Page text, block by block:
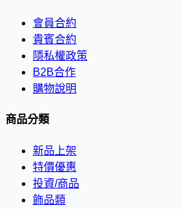
會員合約
貴賓合約
隱私權政策
B2B合作
購物說明
商品分類
新品上架
特價優惠
投資/商品
飾品類